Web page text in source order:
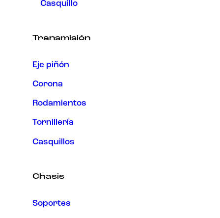
Casquillo
Transmisión
Eje piñón
Corona
Rodamientos
Tornillería
Casquillos
Chasis
Soportes